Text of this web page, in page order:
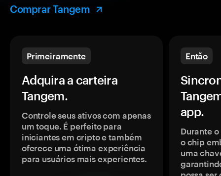
Comprar Tangem
Primeiramente
Adquira a carteira
Tangem.
Controle seus ativos com apenas
um toque. É perfeito para
iniciantes em cripto e também
oferece uma ótima experiência
para usuários mais experientes.
Então
app.
Durante
o chip
uma